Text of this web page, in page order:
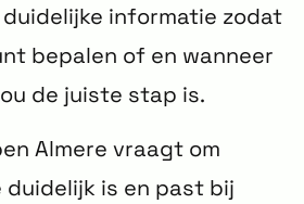
informatie zodat
bepalen of en wanneer
de juiste stap is.
Almere vraagt om
is en past bij